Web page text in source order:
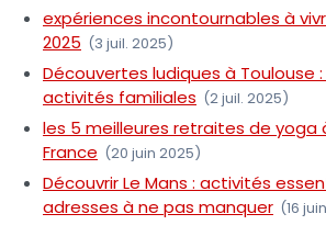
expériences incontournables à
2025 (3 juil. 2025)
Découvertes ludiques à Toulouse
activités familiales (2 juil. 2025)
les 5 meilleures retraites de yoga
France (20 juin 2025)
Découvrir Le Mans : activités
adresses à ne pas manquer (16